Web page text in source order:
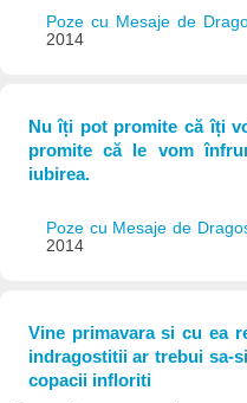
Poze cu Mesaje de
2014
Nu îți pot promite că îți
promite că le vom
iubirea.
Poze cu Mesaje de
2014
Vine primavara si cu ea
indragostitii ar trebui sa-
copacii infloriti